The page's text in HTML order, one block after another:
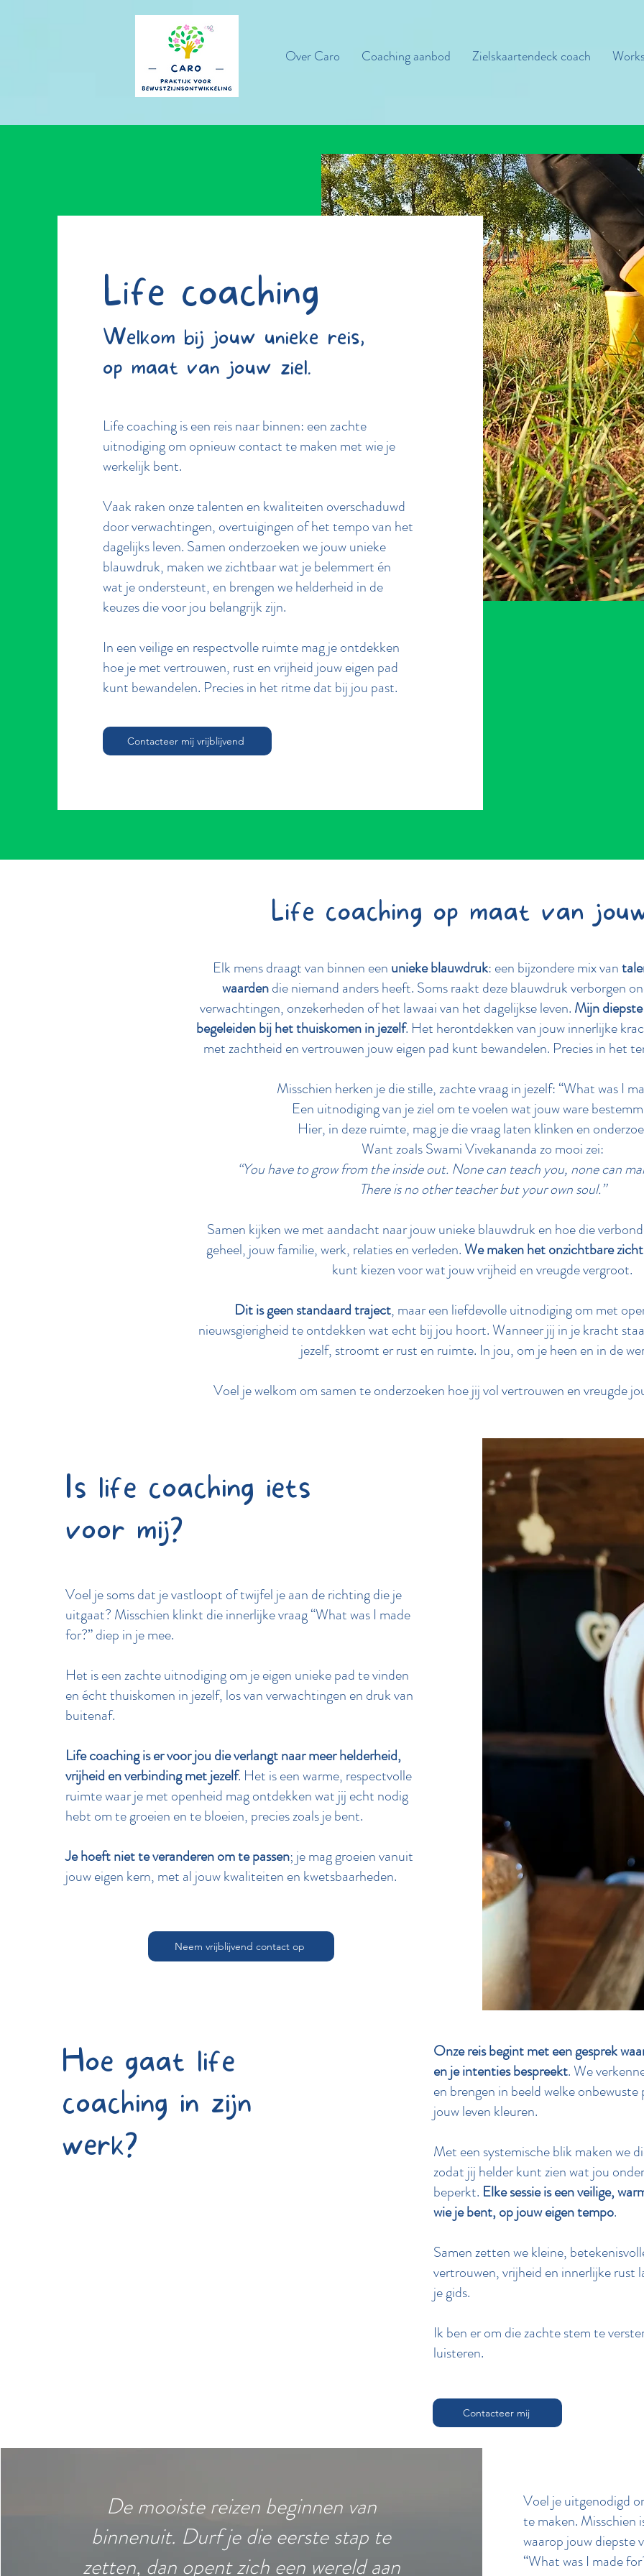
Over Caro Coaching aanbod Zielskaartendeck coach
Life coaching
Welkom bij jouw unieke reis,
op maat van jouw ziel.
Life coaching is een reis naar binnen: een zachte
uitnodiging om opnieuw contact te maken met wie je
werkelijk bent.
Vaak raken onze talenten en kwaliteiten overschaduwd
door verwachtingen, overtuigingen of het tempo van het
dagelijks leven. Samen onderzoeken we jouw unieke
blauwdruk, maken we zichtbaar wat je belemmert én
wat je ondersteunt, en brengen we helderheid in de
keuzes die voor jou belangrijk zijn.
In een veilige en respectvolle ruimte mag je ontdekken
hoe je met vertrouwen, rust en vrijheid jouw eigen pad
kunt bewandelen. Precies in het ritme dat bij jou past.
Contacteer mij vrijblijvend
Life coaching op maat van
Elk mens draagt van binnen een unieke blauwdruk: een bijzondere mix van
waardendie niemand anders heeft. Soms raakt deze blauwdruk verborgen
verwachtingen, onzekerheden of het lawaai van het dagelijkse leven. Mijn
begeleiden bij het thuiskomen in jezelf. Het herontdekken van jouw innerlijke
met zachtheid en vertrouwen jouw eigen pad kunt bewandelen. Precies in het
Misschien herken je die stille, zachte vraag in jezelf: “What was I
Een uitnodiging van je ziel om te voelen wat jouw ware
Hier, in deze ruimte, mag je die vraag laten klinken en
Want zoals Swami Vivekananda zo mooi zei:
“You have to grow from the inside out. None can teach you, none can
There is no other teacher but your own soul.”
Samen kijken we met aandacht naar jouw unieke blauwdruk en hoe die
geheel, jouw familie, werk, relaties en verleden.We maken het onzichtbare
kunt kiezen voor wat jouw vrijheid en vreugde vergroot.
Dit is geen standaard traject, maar een liefdevolle uitnodiging om met
nieuwsgierigheid te ontdekken wat echt bij jou hoort. Wanneer jij in je kracht
jezelf, stroomt er rust en ruimte. In jou, om je heen en in de
Voel je welkom om samen te onderzoeken hoe jij vol vertrouwen en vreugde
Is life coaching iets
voor mij?
Voel je soms dat je vastloopt of twijfel je aan de richting die je
uitgaat? Misschien klinkt die innerlijke vraag “What was I made
for?” diep in je mee.
Het is een zachte uitnodiging om je eigen unieke pad te vinden
en écht thuiskomen in jezelf, los van verwachtingen en druk van
buitenaf.
Life coaching is er voor jou die verlangt naar meer helderheid,
vrijheid en verbinding met jezelf. Het is een warme, respectvolle
ruimte waar je met openheid mag ontdekken wat jij echt nodig
hebt om te groeien en te bloeien, precies zoals je bent.
Je hoeft niet te veranderen om te passen; je mag groeien vanuit
jouw eigen kern, met al jouw kwaliteiten en kwetsbaarheden.
Neem vrijblijvend contact op
Hoe gaat life
coaching in zijn
werk?
Onze reis begint met een gesprek
en je intenties bespreekt. We
en brengen in beeld welke
jouw leven kleuren.
Met een systemische blik maken we
zodat jij helder kunt zien wat jou
beperkt. Elke sessie is een veilige,
wie je bent, op jouw eigen tempo.
Samen zetten we kleine,
vertrouwen, vrijheid en innerlijke rust
je gids.
Ik ben er om die zachte stem te
luisteren.
Contacteer mij
De mooiste reizen beginnen van
binnenuit. Durf je die eerste stap te
zetten, dan opent zich een wereld aan
Voel je uitgenodigd
te maken. Misschien
waarop jouw diepste
“What was I made